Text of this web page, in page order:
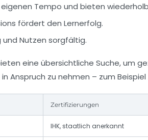
Tempo und bieten
fördert den Lernerfolg.
und Nutzen sorgfältig.
eine übersichtliche Suche, um
Anspruch zu nehmen – zum
Zertifizierungen
IHK, staatlich anerkannt